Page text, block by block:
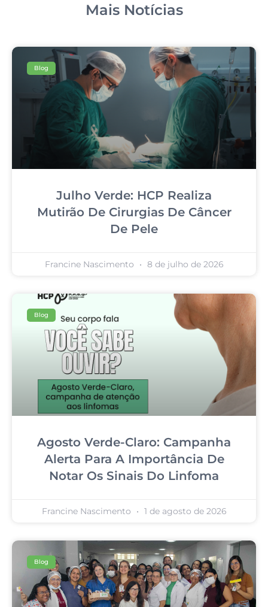
Mais Notícias
Blog
Julho Verde: HCP Realiza
Mutirão De Cirurgias De Câncer
De Pele
Francine Nascimento 8 de julho de 2026
Blog
Agosto Verde-Claro: Campanha
Alerta Para A Importância De
Notar Os Sinais Do Linfoma
Francine Nascimento 1 de agosto de 2026
Blog